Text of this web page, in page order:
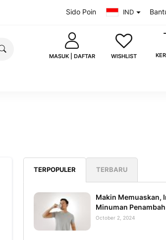
Sido Poin IND
MASUK | DAFTAR
Masuk dengan Google
WISHLIST
TERPOPULER
Makin Memuaskan,
Minuman
Pria di Ranjang
October 2, 2024
TERBARU